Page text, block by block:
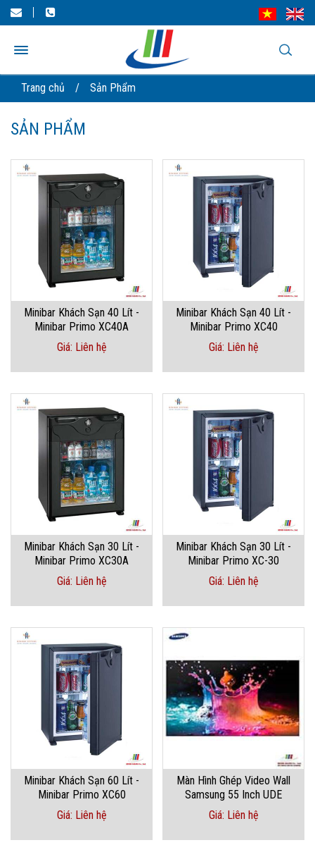
Trang chủ / Sản Phẩm
SẢN PHẨM
Minibar Khách Sạn 40 Lít -
Minibar Primo XC40A
Giá: Liên hệ
Minibar Khách Sạn 40 Lít -
Minibar Primo XC40
Giá: Liên hệ
Minibar Khách Sạn 30 Lít -
Minibar Primo XC30A
Giá: Liên hệ
Minibar Khách Sạn 30 Lít -
Minibar Primo XC-30
Giá: Liên hệ
Minibar Khách Sạn 60 Lít -
Minibar Primo XC60
Giá: Liên hệ
Màn Hình Ghép Video Wall
Samsung 55 Inch UDE
Giá: Liên hệ